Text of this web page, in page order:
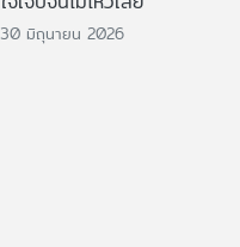
30 มิถุนายน 2026